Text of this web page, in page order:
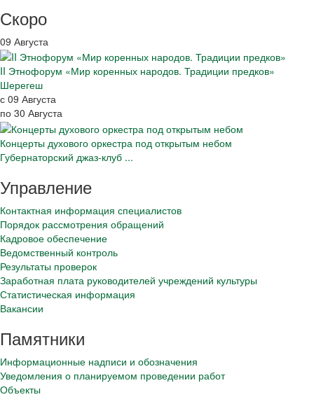
Скоро
09 Августа
II Этнофорум «Мир коренных народов. Традиции предков»
Шерегеш
с 09 Августа
по 30 Августа
Концерты духового оркестра под открытым небом
Губернаторский джаз-клуб ...
Управление
Контактная информация специалистов
Порядок рассмотрения обращений
Кадровое обеспечение
Ведомственный контроль
Результаты проверок
Заработная плата руководителей учреждений культуры
Статистическая информация
Вакансии
Памятники
Информационные надписи и обозначения
Уведомления о планируемом проведении работ
Объекты